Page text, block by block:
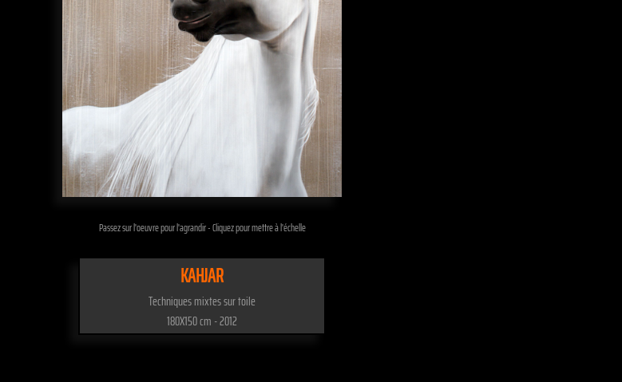
Passez sur l'oeuvre pour l'agrandir - Cliquez pour mettre à l'échelle
KAHJAR
Techniques mixtes sur toile
180X150 cm - 2012